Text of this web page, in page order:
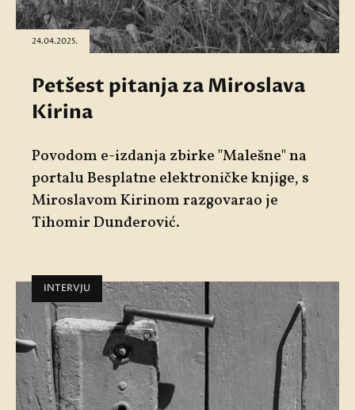
24.04.2025.
Petšest pitanja za Miroslava
Kirina
Povodom e-izdanja zbirke"Malešne"na
portaluBesplatne elektroničke knjige, s
Miroslavom Kirinomrazgovarao je
Tihomir Dunđerović.
INTERVJU